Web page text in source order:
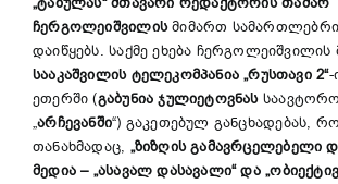
ჩერგოლეიშვილისმიმართ
დაიწყებს. საქმე ეხება
სააკაშვილის ტელეკომპანია „რუსთავი 2“-
ეთერში (გაბუნია ჯულიეტოვნას
„არჩევანში“) გაკეთებულ განცხადებას,
თანახმადაც, „ზიზღის გამავრცელებელი
მედია –„ასავალ დასავალი“და„